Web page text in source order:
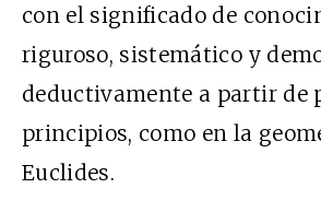
con el significado de
riguroso, sistemático y
deductivamente a partir de
principios, como en la
Euclides.